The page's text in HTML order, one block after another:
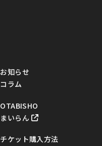
お知らせ
コラム
OTABISHO
まいらん
チケット購入方法